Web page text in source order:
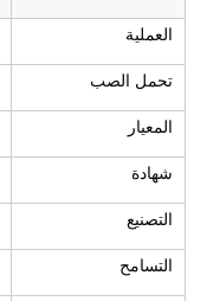
العملية
تحمل الصب
المعيار
شهادة
التصنيع
التسامح